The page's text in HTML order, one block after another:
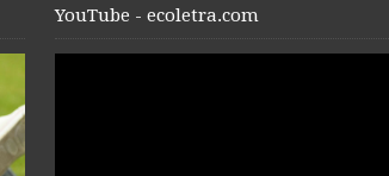
YouTube - ecoletra.com